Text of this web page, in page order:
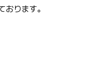
ります。